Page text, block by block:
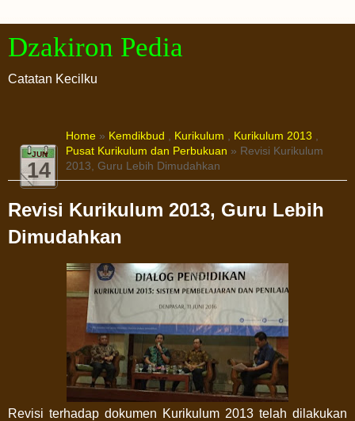
Dzakiron Pedia
Catatan Kecilku
JUN
14
Home » Kemdikbud , Kurikulum , Kurikulum 2013 ,
Pusat Kurikulum dan Perbukuan » Revisi Kurikulum
2013, Guru Lebih Dimudahkan
Revisi Kurikulum 2013, Guru Lebih
Dimudahkan
Revisi terhadap dokumen Kurikulum 2013 telah dilakukan